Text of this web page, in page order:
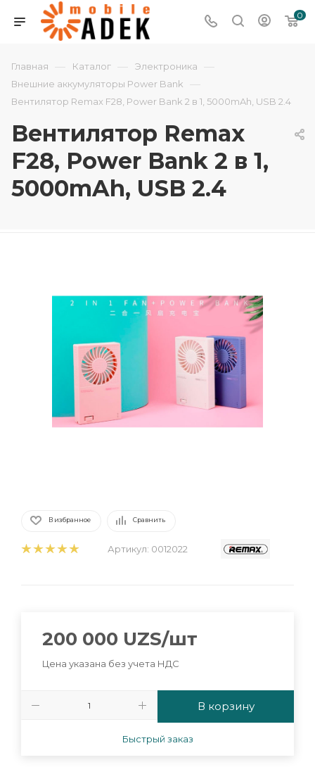
0
Главная — Каталог — Электроника —
Внешние аккумуляторы Power Bank —
Вентилятор Remax F28, Power Bank 2 в 1, 5000mAh, USB 2.4
Вентилятор Remax
F28, Power Bank 2 в 1,
5000mAh, USB 2.4
В избранное Сравнить
Артикул: 0012022
200 000 UZS/шт
Цена указана без учета НДС
В корзину
Быстрый заказ